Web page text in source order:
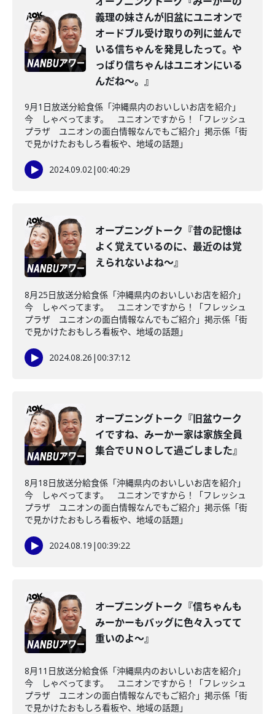
義理の妹さんが旧盆にユニオンで
オードブル受け取りの列に並んで
いる信ちゃんを発見したって。や
っぱり信ちゃんはユニオンにいる
んだね～。』
9月1日放送分給食係「沖縄県内のおいしいお店を紹介」
今 しゃべってます。 ユニオンですから！「フレッシュ
プラザ ユニオンの面白情報なんでもご紹介」掲示係「街
で見かけたおもしろ看板や、地域の話題」
2024.09.02|00:40:29
オープニングトーク『昔の記憶は
よく覚えているのに、最近のは覚
えられないよね～』
8月25日放送分給食係「沖縄県内のおいしいお店を紹介」
今 しゃべってます。 ユニオンですから！「フレッシュ
プラザ ユニオンの面白情報なんでもご紹介」掲示係「街
で見かけたおもしろ看板や、地域の話題」
2024.08.26 |00:37:12
オープニングトーク『旧盆ウーク
イですね、みーかー家は家族全員
集合でＵＮＯして過ごしました』
8月18日放送分給食係「沖縄県内のおいしいお店を紹介」
今 しゃべってます。 ユニオンですから！「フレッシュ
プラザ ユニオンの面白情報なんでもご紹介」掲示係「街
で見かけたおもしろ看板や、地域の話題」
2024.08.19 |00:39:22
オープニングトーク『信ちゃんも
みーかーもバッグに色々入ってて
重いのよ～』
8月11日放送分給食係「沖縄県内のおいしいお店を紹介」
今 しゃべってます。 ユニオンですから！「フレッシュ
プラザ ユニオンの面白情報なんでもご紹介」掲示係「街
で見かけたおもしろ看板や、地域の話題」